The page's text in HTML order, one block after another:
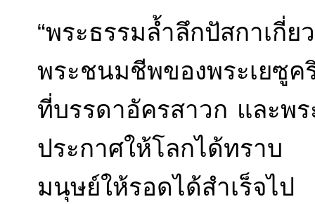
“พระธรรมล้ำลึกปัสกาเ
พระชนมชีพของพระเยซู
ที่บรรดาอัครสาวก และพ
ประกาศให้โลกได้ทราบ
มนุษย์ให้รอดได้สำเร็จไป